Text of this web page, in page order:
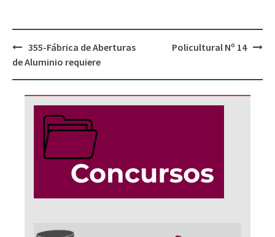
Navegación
de
355-Fábrica de Aberturas
de Aluminio requiere
Policultural Nº 14